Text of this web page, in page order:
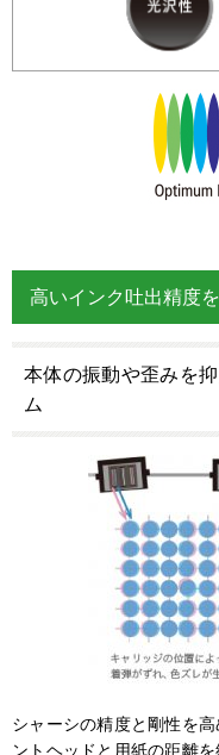
高いインク吐出精度
本体の振動や歪みを
ム
シャーシの精度と剛性を
ントヘッドと用紙の距離